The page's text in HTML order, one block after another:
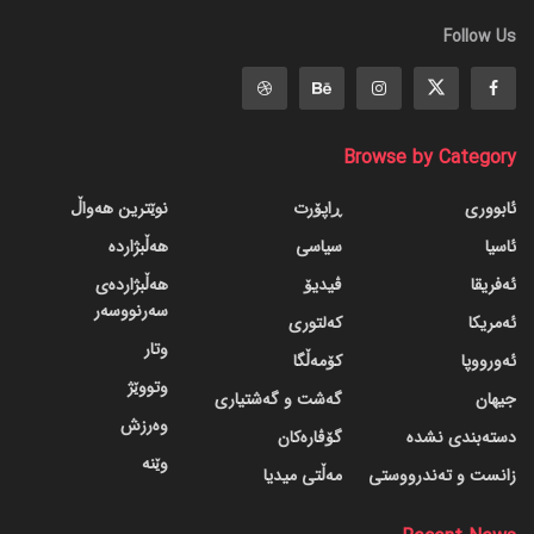
Follow Us
Browse by Category
ئابووری
ئاسیا
ئەفریقا
ئەمریکا
ئەورووپا
جیهان
دسته‌بندی نشده
زانست و تەندرووستی
ڕاپۆرت
سیاسی
ڤیدیۆ
کەلتوری
کۆمەڵگا
گه‌شت و گه‌شتیاری
گۆڤاره‌کان
مەڵتی میدیا
نوێترین هەواڵ
هەڵبژاردە
هەڵبژاردەی
سەرنووسەر
وتار
وتووێژ
وەرزش
وێنە